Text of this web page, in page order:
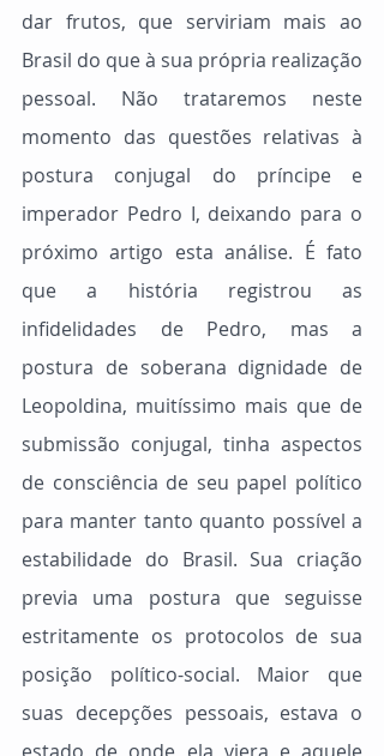
dar frutos, que serviriam mais ao
Brasil do que à sua própria realização
pessoal. Não trataremos neste
momento das questões relativas à
postura conjugal do príncipe e
imperador Pedro I, deixando para o
próximo artigo esta análise. É fato
que a história registrou as
infidelidades de Pedro, mas a
postura de soberana dignidade de
Leopoldina, muitíssimo mais que de
submissão conjugal, tinha aspectos
de consciência de seu papel político
para manter tanto quanto possível a
estabilidade do Brasil. Sua criação
previa uma postura que seguisse
estritamente os protocolos de sua
posição político-social. Maior que
suas decepções pessoais, estava o